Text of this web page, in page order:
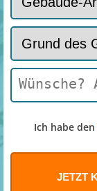
Ich habe den